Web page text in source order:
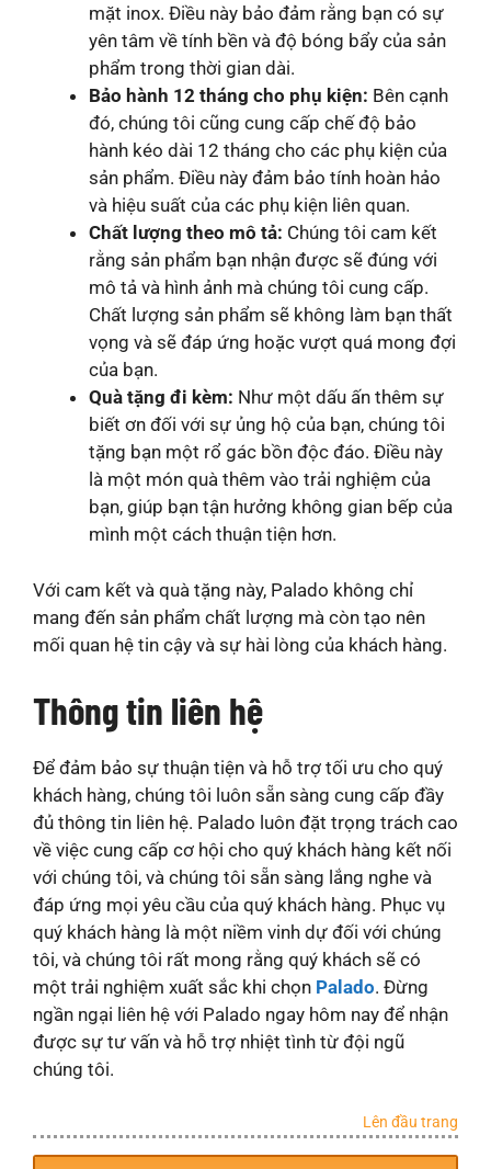
mặt inox. Điều này bảo đảm rằng bạn có sự
yên tâm về tính bền và độ bóng bẩy của sản
phẩm trong thời gian dài.
Bảo hành 12 tháng cho phụ kiện: Bên cạnh
đó, chúng tôi cũng cung cấp chế độ bảo
hành kéo dài 12 tháng cho các phụ kiện của
sản phẩm. Điều này đảm bảo tính hoàn hảo
và hiệu suất của các phụ kiện liên quan.
Chất lượng theo mô tả: Chúng tôi cam kết
rằng sản phẩm bạn nhận được sẽ đúng với
mô tả và hình ảnh mà chúng tôi cung cấp.
Chất lượng sản phẩm sẽ không làm bạn thất
vọng và sẽ đáp ứng hoặc vượt quá mong đợi
của bạn.
Quà tặng đi kèm: Như một dấu ấn thêm sự
biết ơn đối với sự ủng hộ của bạn, chúng tôi
tặng bạn một rổ gác bồn độc đáo. Điều này
là một món quà thêm vào trải nghiệm của
bạn, giúp bạn tận hưởng không gian bếp của
mình một cách thuận tiện hơn.
Với cam kết và quà tặng này, Palado không chỉ
mang đến sản phẩm chất lượng mà còn tạo nên
mối quan hệ tin cậy và sự hài lòng của khách hàng.
Thông tin liên hệ
Để đảm bảo sự thuận tiện và hỗ trợ tối ưu cho quý
khách hàng, chúng tôi luôn sẵn sàng cung cấp đầy
đủ thông tin liên hệ. Palado luôn đặt trọng trách cao
về việc cung cấp cơ hội cho quý khách hàng kết nối
với chúng tôi, và chúng tôi sẵn sàng lắng nghe và
đáp ứng mọi yêu cầu của quý khách hàng. Phục vụ
quý khách hàng là một niềm vinh dự đối với chúng
tôi, và chúng tôi rất mong rằng quý khách sẽ có
một trải nghiệm xuất sắc khi chọn Palado. Đừng
ngần ngại liên hệ với Palado ngay hôm nay để nhận
được sự tư vấn và hỗ trợ nhiệt tình từ đội ngũ
chúng tôi.
Lên đầu trang